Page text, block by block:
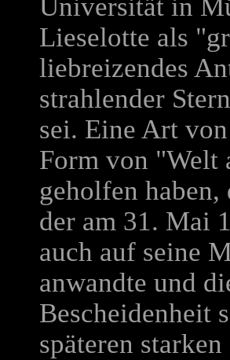
Universität in
Lieselotte als
liebreizendes
strahlender
sei. Eine Art
Form von "Welt
geholfen haben,
der am 31. Mai
auch auf seine
anwandte und
Bescheidenheit
späteren